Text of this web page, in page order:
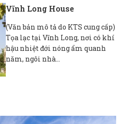
Vĩnh Long House
(Văn bản mô tả do KTS cung cấp)
Tọa lạc tại Vĩnh Long, nơi có khí
hậu nhiệt đới nóng ẩm quanh
năm, ngôi nhà...